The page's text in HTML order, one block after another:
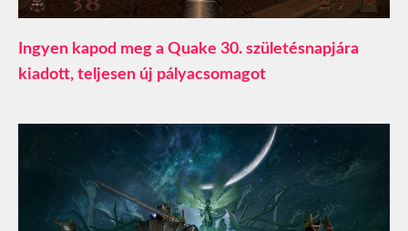
Ingyen kapod meg a Quake 30. születésnapjára
kiadott, teljesen új pályacsomagot